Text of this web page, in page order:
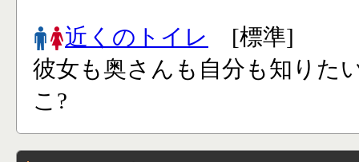
近くのトイレ
[標準]
彼女も奥さんも自分も知りた
こ?